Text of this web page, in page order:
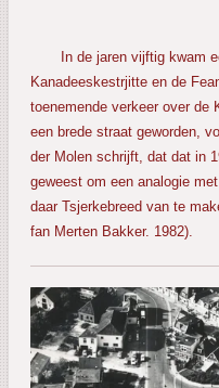
In de jaren vijftig kwam
Kanadeeskestrjitte en de
toenemende verkeer over de
een brede straat geworden,
der Molen schrijft, dat dat in
geweest om een analogie
daar Tsjerkebreed van te
fan Merten Bakker. 1982).